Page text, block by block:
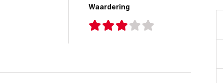
Waardering